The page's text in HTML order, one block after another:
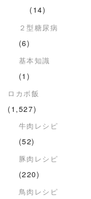
(14)
２型糖尿病
(6)
基本知識
(1)
ロカボ飯
(1,527)
牛肉レシピ
(52)
豚肉レシピ
(220)
鳥肉レシピ